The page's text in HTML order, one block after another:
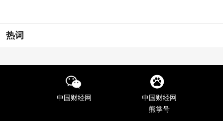
热词
中国财经网
中国财经网
熊掌号